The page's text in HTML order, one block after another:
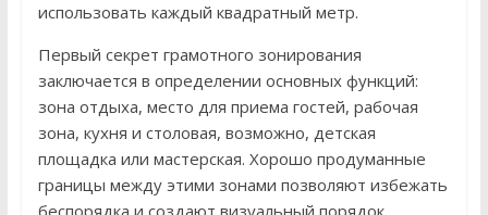
использовать каждый квадратный метр.
Первый секрет грамотного зонирования
заключается в определении основных функций:
зона отдыха, место для приема гостей, рабочая
зона, кухня и столовая, возможно, детская
площадка или мастерская. Хорошо продуманные
границы между этими зонами позволяют избежать
беспорядка и создают визуальный порядок.